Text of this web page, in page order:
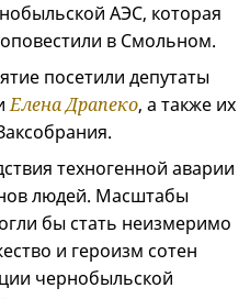
АЭС, которая
в Смольном.
посетили депутаты
Елена Драпеко, а также их
техногенной аварии
людей. Масштабы
бы стать неизмеримо
и героизм сотен
чернобыльской